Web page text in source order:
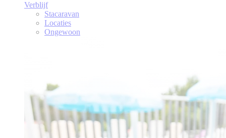
Verblijf
Stacaravan
Locaties
Ongewoon